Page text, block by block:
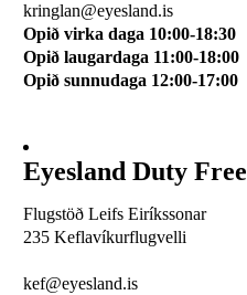
kringlan@eyesland.is
Opið virka daga 10:00-18:30
Opið laugardaga 11:00-18:00
Opið sunnudaga 12:00-17:00
Eyesland Duty Free
Flugstöð Leifs Eiríkssonar
235 Keflavíkurflugvelli
kef@eyesland.is